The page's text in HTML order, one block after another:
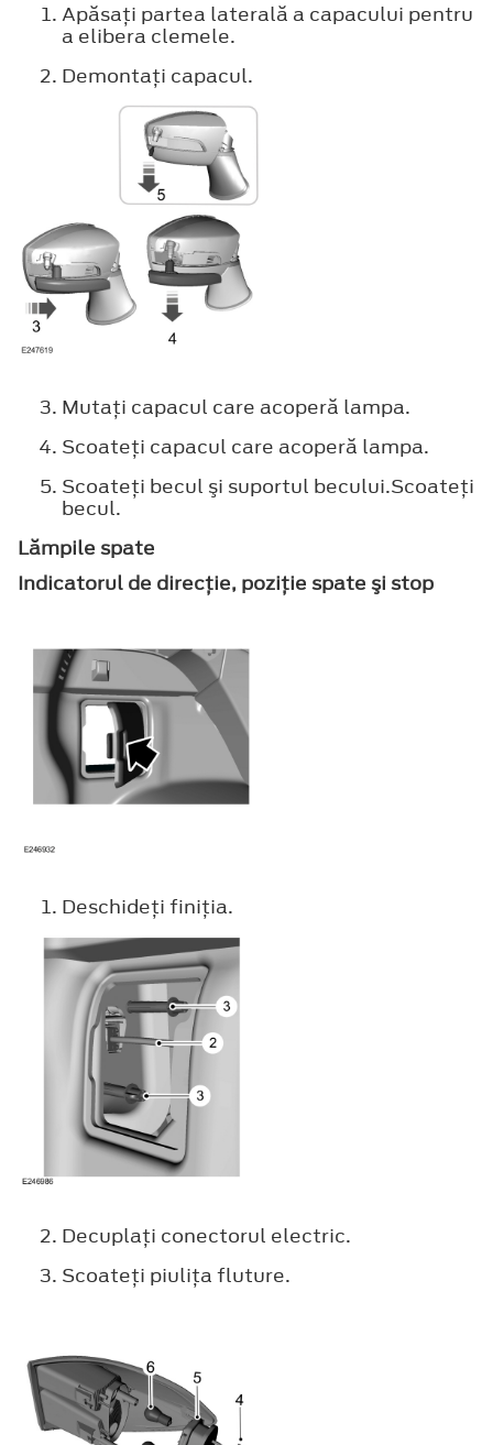
Apăsaţi partea laterală a capacului pentru
a elibera clemele.
Demontaţi capacul.
Mutaţi capacul care acoperă lampa.
Scoateţi capacul care acoperă lampa.
Scoateţi becul şi suportul becului.Scoateţi
becul.
Lămpile spate
Indicatorul de direcţie, poziţie spate şi stop
Deschideţi finiţia.
Decuplaţi conectorul electric.
Scoateţi piuliţa fluture.